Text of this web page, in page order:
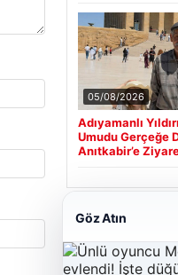
05/08/2026
Adıyamanlı
Umudu Gerçeğe
Anıtkabir’e
Son Eklenen
Göz Atın